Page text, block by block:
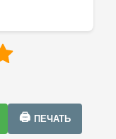
🖨️ ПЕЧАТЬ